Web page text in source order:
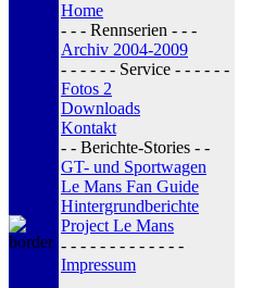
Home
- - - Rennserien - - -
Archiv 2004-2009
- - - - - - Service - - - - - -
Fotos 2
Downloads
Kontakt
- - Berichte-Stories - -
GT- und Sportwagen
Le Mans Fan Guide
Hintergrundberichte
Project Le Mans
- - - - - - - - - - - - -
Impressum